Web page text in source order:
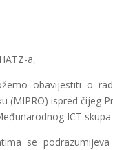
a,
obavijestiti o
(MIPRO) ispred čijeg
ICT
se